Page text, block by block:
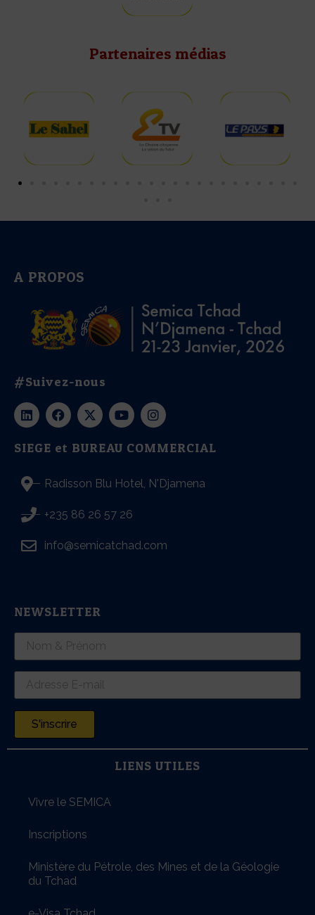
Partenaires médias
A PROPOS
#Suivez-nous
SIEGE et BUREAU COMMERCIAL
Radisson Blu Hotel, N'Djamena
+235 86 26 57 26
info@semicatchad.com
NEWSLETTER
S'inscrire
LIENS UTILES
Vivre le SEMICA
Inscriptions
Ministère du Pétrole, des Mines et de la Géologie
du Tchad